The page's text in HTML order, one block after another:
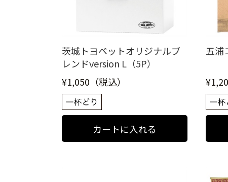
茨城トヨペットオリジナルブ
レンドversion L（5P）
¥1,050（税込）
五浦